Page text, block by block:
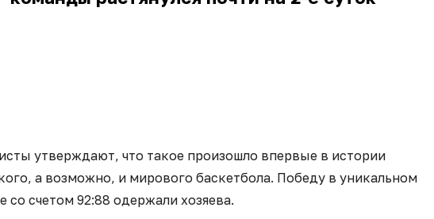
утверждают, что такое произошло впервые в истории
а возможно, и мирового баскетбола. Победу в уникальном
со счетом 92:88 одержали хозяева.